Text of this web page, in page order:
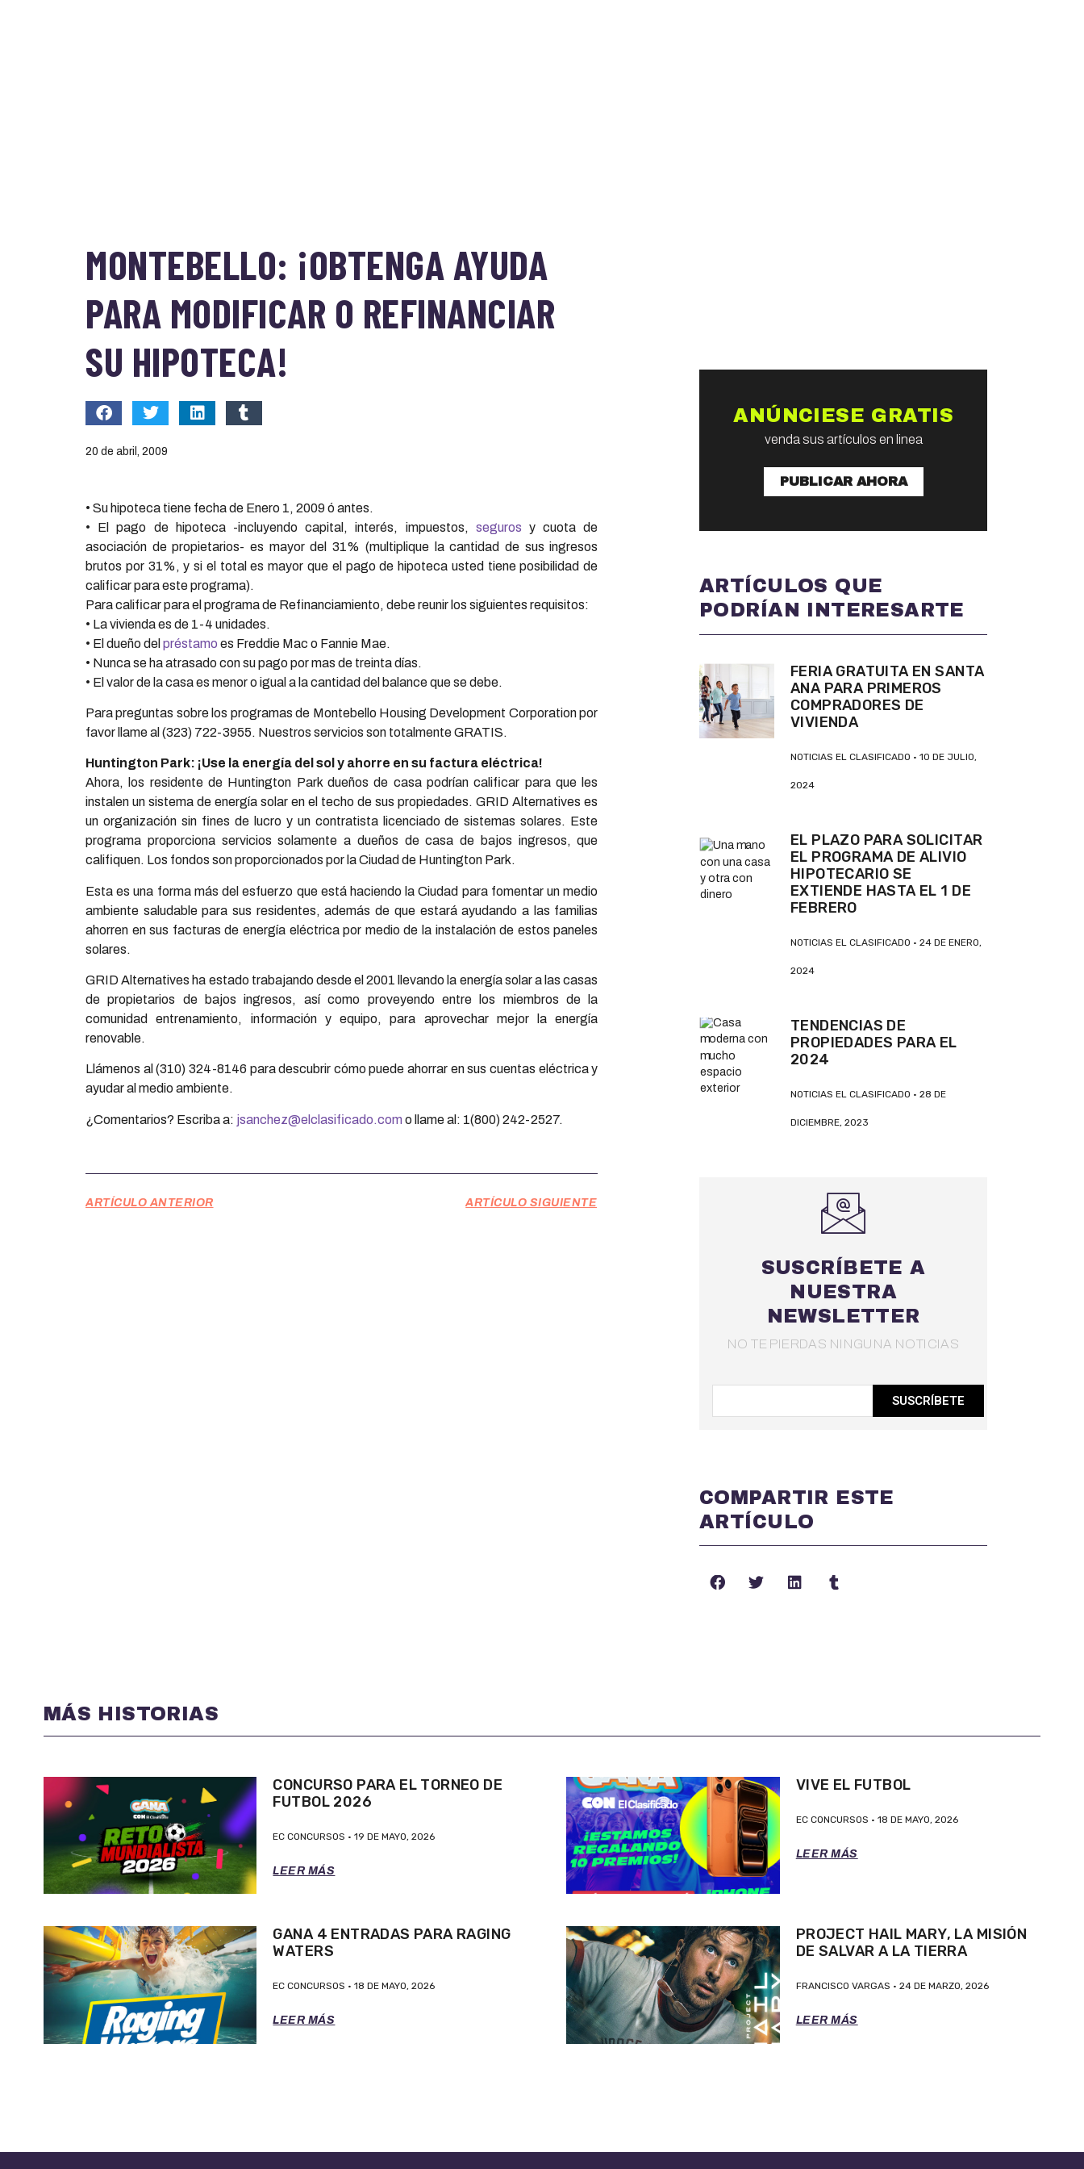
MONTEBELLO: ¡OBTENGA AYUDA
PARA MODIFICAR O REFINANCIAR
SU HIPOTECA!
20 de abril, 2009
• Su hipoteca tiene fecha de Enero 1, 2009 ó antes.
• El pago de hipoteca -incluyendo capital, interés, impuestos, seguros y cuota de
asociación de propietarios- es mayor del 31% (multiplique la cantidad de sus ingresos
brutos por 31%, y si el total es mayor que el pago de hipoteca usted tiene posibilidad de
calificar para este programa).
Para calificar para el programa de Refinanciamiento, debe reunir los siguientes requisitos:
• La vivienda es de 1-4 unidades.
• El dueño delpréstamo es Freddie Mac o Fannie Mae.
• Nunca se ha atrasado con su pago por mas de treinta días.
• El valor de la casa es menor o igual a la cantidad del balance que se debe.
Para preguntas sobre los programas de Montebello Housing Development Corporation por
favor llame al (323) 722-3955. Nuestros servicios son totalmente GRATIS.
Huntington Park: ¡Use la energía del sol y ahorre en su factura eléctrica!
Ahora, los residente de Huntington Park dueños de casa podrían calificar para que les
instalen un sistema de energía solar en el techo de sus propiedades. GRID Alternatives es
un organización sin fines de lucro y un contratista licenciado de sistemas solares. Este
programa proporciona servicios solamente a dueños de casa de bajos ingresos, que
califiquen. Los fondos son proporcionados por la Ciudad de Huntington Park.
Esta es una forma más del esfuerzo que está haciendo la Ciudad para fomentar un medio
ambiente saludable para sus residentes, además de que estará ayudando a las familias
ahorren en sus facturas de energía eléctrica por medio de la instalación de estos paneles
solares.
GRID Alternatives ha estado trabajando desde el 2001 llevando la energía solar a las casas
de propietarios de bajos ingresos, así como proveyendo entre los miembros de la
comunidad entrenamiento, información y equipo, para aprovechar mejor la energía
renovable.
Llámenos al (310) 324-8146 para descubrir cómo puede ahorrar en sus cuentas eléctrica y
ayudar al medio ambiente.
¿Comentarios? Escriba a: jsanchez@elclasificado.com o llame al: 1(800) 242-2527.
ARTÍCULO ANTERIOR ARTÍCULO SIGUIENTE
ANÚNCIESE GRATIS
venda sus artículos en linea
PUBLICAR AHORA
ARTÍCULOS QUE
PODRÍAN INTERESARTE
FERIA GRATUITA EN SANTA
ANA PARA PRIMEROS
COMPRADORES DE
VIVIENDA
NOTICIAS EL CLASIFICADO 10 DE JULIO,
2024
EL PLAZO PARA SOLICITAR
EL PROGRAMA DE ALIVIO
HIPOTECARIO SE
EXTIENDE HASTA EL 1 DE
FEBRERO
NOTICIAS EL CLASIFICADO 24 DE ENERO,
2024
TENDENCIAS DE
PROPIEDADES PARA EL
2024
NOTICIAS EL CLASIFICADO 28 DE
DICIEMBRE, 2023
SUSCRÍBETE A
NUESTRA
NEWSLETTER
NO TE PIERDAS NINGUNA NOTICIAS
SUSCRÍBETE
COMPARTIR ESTE
ARTÍCULO
MÁS HISTORIAS
CONCURSO PARA EL TORNEO DE
FUTBOL 2026
EC CONCURSOS 19 DE MAYO, 2026
LEER MÁS
VIVE EL FUTBOL
EC CONCURSOS 18 DE MAYO, 2026
LEER MÁS
GANA 4 ENTRADAS PARA RAGING
WATERS
EC CONCURSOS 18 DE MAYO, 2026
LEER MÁS
PROJECT HAIL MARY, LA MISIÓN
DE SALVAR A LA TIERRA
FRANCISCO VARGAS 24 DE MARZO, 2026
LEER MÁS